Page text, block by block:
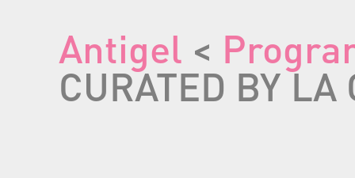
Antigel <
CURATED BY